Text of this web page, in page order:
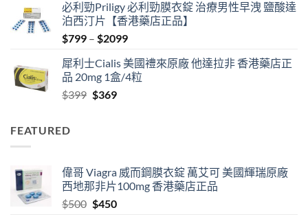
was:
$500.
is:
$450.
必利勁Priligy 必利勁膜衣錠 治療男性早洩 鹽酸達
泊西汀片【香港藥店正品】
$799 – $2099Price
$799
through
犀利士Cialis 美國禮來原廠 他達拉非 香港藥店正
品 20mg 1盒/4粒
$399 Original
$369Current
FEATURED
偉哥 Viagra 威而鋼膜衣錠 萬艾可 美國輝瑞原廠
西地那非片100mg 香港藥店正品
$500 Original
$450Current